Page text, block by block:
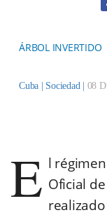
ÁRBOL INVERTIDO
Cuba | Sociedad | 08
E l
Oficial